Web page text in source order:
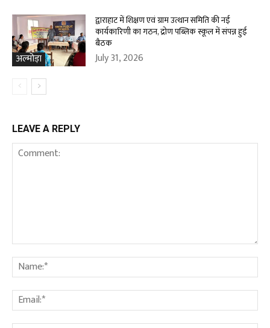
अल्मोड़ा
द्वाराहाट में शिक्षण एवं ग्राम उत्थान समिति की नई
कार्यकारिणी का गठन, द्रोण पब्लिक स्कूल में संपन्न हुई
बैठक
July 31, 2026
LEAVE A REPLY
Comment: